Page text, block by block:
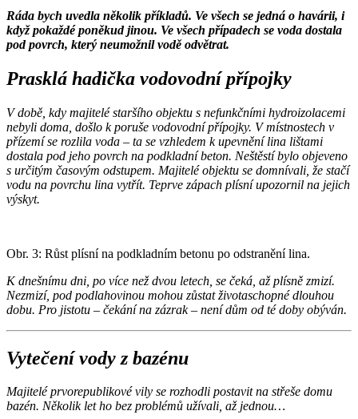
Ráda bych uvedla několik příkladů. Ve všech se jedná o havárii, i
když pokaždé poněkud jinou. Ve všech případech se voda dostala
pod povrch, který neumožnil vodě odvětrat.
Prasklá hadička vodovodní přípojky
V době, kdy majitelé staršího objektu s nefunkčními hydroizolacemi
nebyli doma, došlo k poruše vodovodní přípojky. V místnostech v
přízemí se rozlila voda – ta se vzhledem k upevnění lina lištami
dostala pod jeho povrch na podkladní beton. Neštěstí bylo objeveno
s určitým časovým odstupem. Majitelé objektu se domnívali, že stačí
vodu na povrchu lina vytřít. Teprve zápach plísní upozornil na jejich
výskyt.
Obr. 3: Růst plísní na podkladním betonu po odstranění lina.
K dnešnímu dni, po více než dvou letech, se čeká, až plísně zmizí.
Nezmizí, pod podlahovinou mohou zůstat životaschopné dlouhou
dobu. Pro jistotu – čekání na zázrak – není dům od té doby obýván.
Vytečení vody z bazénu
Majitelé prvorepublikové vily se rozhodli postavit na střeše domu
bazén. Několik let ho bez problémů užívali, až jednou…